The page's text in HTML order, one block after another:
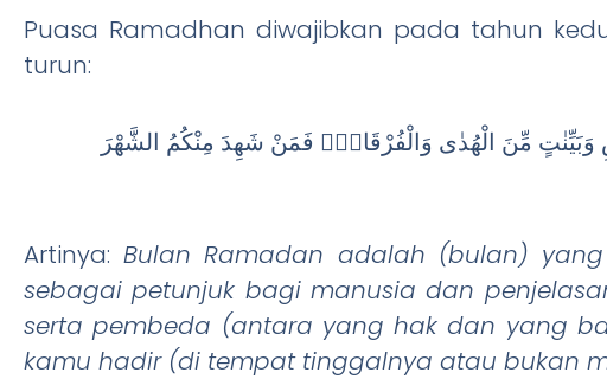
Puasa Ramadhan diwajibkan pada tahun
turun:
وَبَيِّنٰتٍ مِّنَ الْهُدٰى وَالْفُرْقَانِۚ فَمَنْ شَهِدَ مِنْكُمُ الشَّهْرَ
Artinya: Bulan Ramadan adalah (bulan)
sebagai petunjuk bagi manusia dan
serta pembeda (antara yang hak dan yang
kamu hadir (di tempat tinggalnya atau bukan